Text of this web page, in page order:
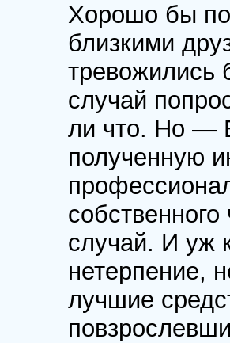
Хорошо бы
близкими
тревожились
случай
ли что. Но —
полученную
случай. И уж
нетерпение,
лучшие